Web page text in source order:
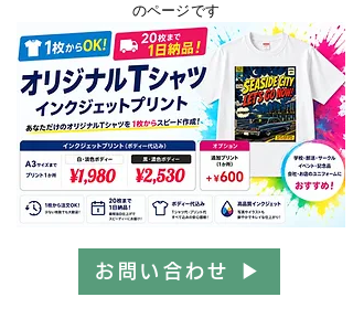
のページです
お問い合わせ ▶︎